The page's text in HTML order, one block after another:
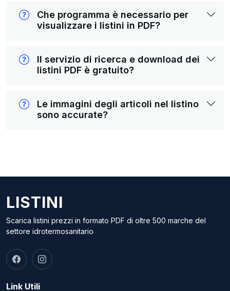
Che programma è necessario per
visualizzare i listini in PDF?
Il servizio di ricerca e download dei
listini PDF è gratuito?
Le immagini degli articoli nel listino
sono accurate?
LISTINI
Scarica listini prezzi in formato PDF di oltre 500 marche del
settore idrotermosanitario
Link Utili